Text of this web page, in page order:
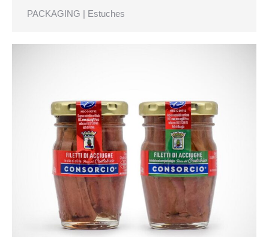
PACKAGING | Estuches